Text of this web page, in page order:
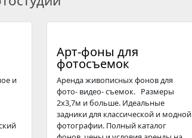
и
Арт-фоны для
фотосъемок
Аренда живописных фонов для
фото- видео- съемок. Размеры
2х3,7м и больше. Идеальные
задники для классической и модной
фотографии. Полный каталог